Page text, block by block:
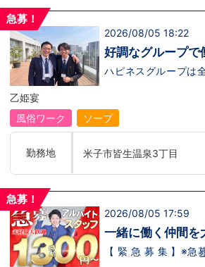
他社と比較検討中な
もしれません。アナタ
しております。
新人キャストさんに
は年功序列ではなく
り次第でいくらでも店
が可能なんです！力
をしっかりご用意で
水戸：水戸駅からバス5分 北海道 札幌：すす
きの駅から徒歩5分 中国・四国 鳥取：米子市
皆生温泉 愛媛：松山道後温泉 九州・
岡：中洲川端駅から徒歩8
店準備中 他にも続々出店予定 遠方からのご応
急募！
2026/08/05 18:22
好調なグループ
ノ
ハピネスグループは
有！！ つまり・・・
中でも、今！1番役職
「今」入社する
か！？！？ のし上が
ッグチャンス見逃さ
か？？当グループは
や幹部枠への昇格が可
る方には必要な席をし
環境ですのでご安心
後、最短で8ヶ月で
乙姫宴
風俗ワーク
ソープ
勤務地 米子市皆生温泉3丁目
急募！
2026/08/05 17:59
一緒に働く仲間を
【アルバイト・
【 緊 急 募 集 】※